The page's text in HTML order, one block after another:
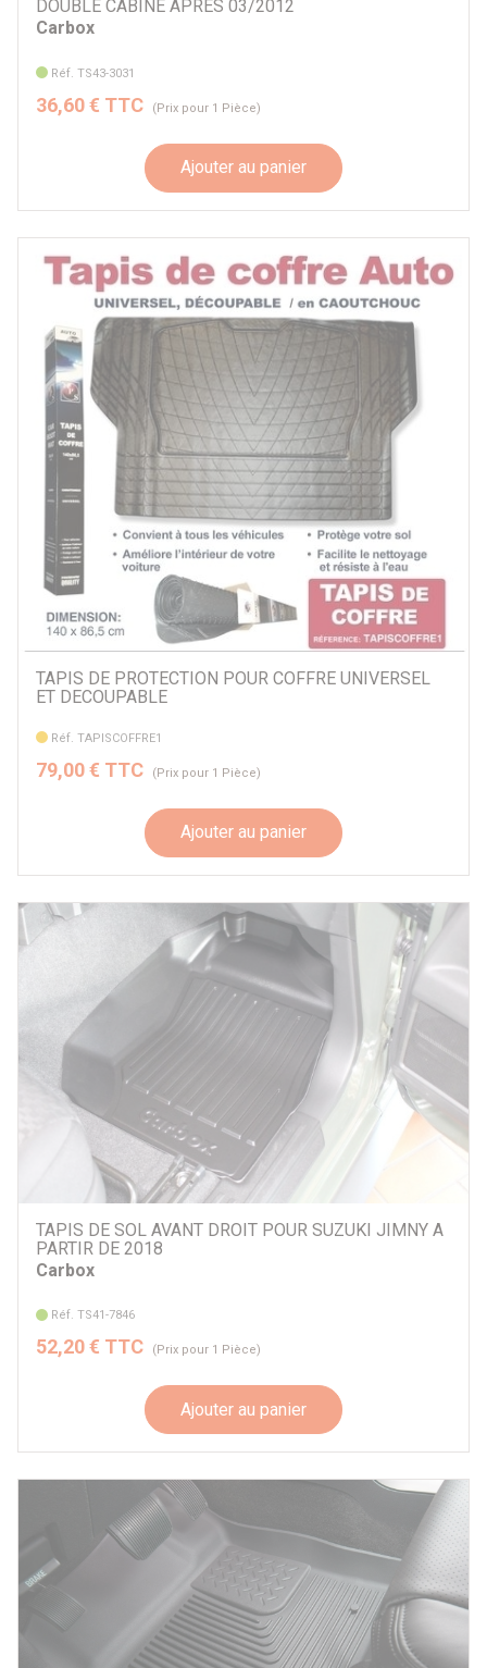
DOUBLE CABINE APRES 03/2012
Carbox
Réf. TS43-3031
36,60 € TTC (Prix pour 1 Pièce)
Ajouter au panier
TAPIS DE PROTECTION POUR COFFRE UNIVERSEL
ET DECOUPABLE
Réf. TAPISCOFFRE1
79,00 € TTC (Prix pour 1 Pièce)
Ajouter au panier
TAPIS DE SOL AVANT DROIT POUR SUZUKI JIMNY A
PARTIR DE 2018
Carbox
Réf. TS41-7846
52,20 € TTC (Prix pour 1 Pièce)
Ajouter au panier